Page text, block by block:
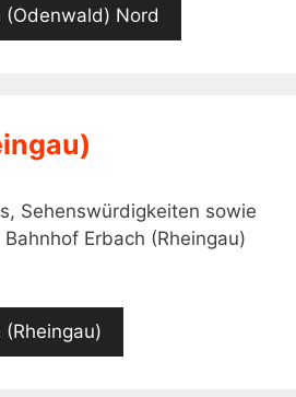
(Odenwald) Nord
Sehenswürdigkeiten sowie
Erbach (Rheingau)